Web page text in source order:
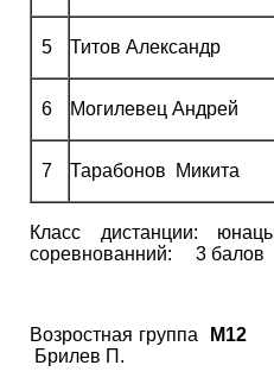
5 Титов Александр
6 Могилевец Андрей
7 Тарабонов Микита
Класс дистанции:
соревнованний: 3
Возростная группа М12
Брилев П.